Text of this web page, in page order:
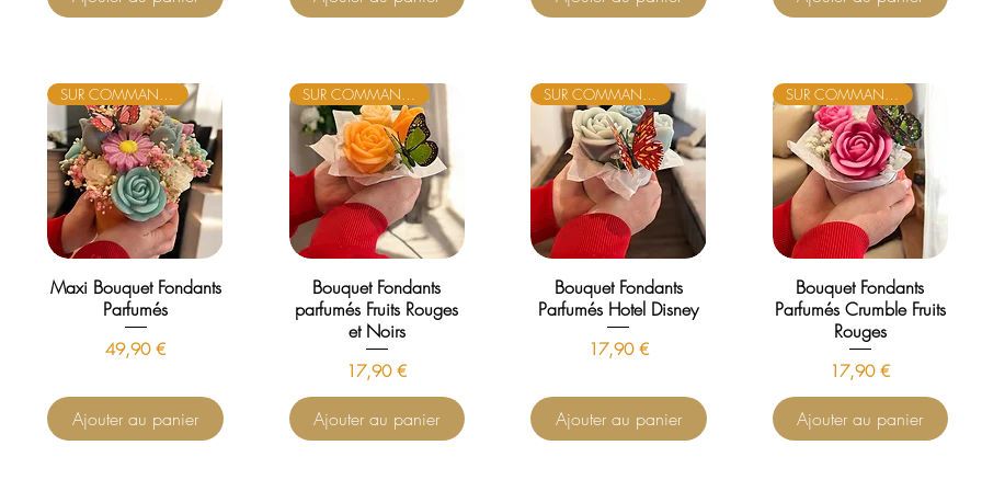
SUR COMMANDE
Maxi Bouquet Fondants
Parfumés
Prix
49,90 €
Ajouter au panier
SUR COMMANDE
Bouquet Fondants
parfumés Fruits Rouges
et Noirs
Prix
17,90 €
Ajouter au panier
SUR COMMANDE
Bouquet Fondants
Parfumés Hotel Disney
Prix
17,90 €
Ajouter au panier
SUR COMMANDE
Bouquet Fondants
Parfumés Crumble Fruits
Rouges
Prix
17,90 €
Ajouter au panier